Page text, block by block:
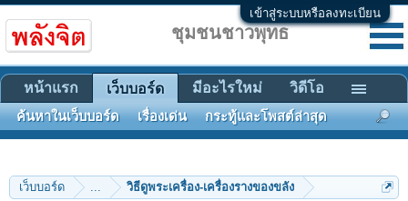
เข้าสู่ระบบหรือลงทะเบียน
เว็บบอร์ด ... วิธีดูพระเครื่อง-เครื่องรางของขลัง
ชุมชนชาวพุทธ
หน้าแรก เว็บบอร์ด
ค้นหาในเว็บบอร์ด เรื่องเด่น กระทู้และโพสต์ล่าสุด
มีอะไรใหม่ วิดีโอ